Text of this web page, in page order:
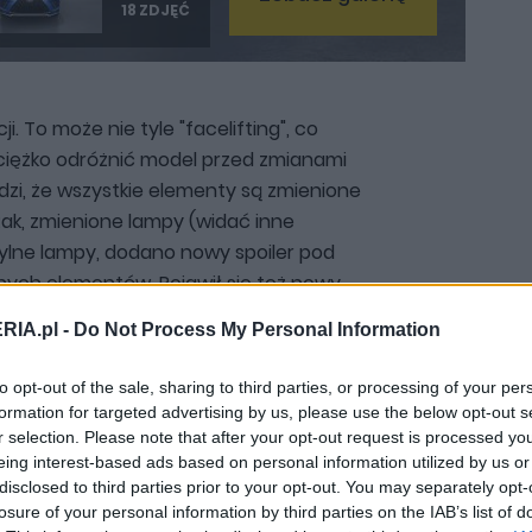
- Do Not Process My Personal Information
opt-out of the sale, sharing to third parties, or processing of your
for targeted advertising by us, please use the below opt-out
selection. Please note that after your opt-out request is processed
interest-based ads based on personal information utilized by us
to third parties prior to your opt-out. You may separately
of your personal information by third parties on the IAB’s list of
18 ZDJĘĆ
To może nie tyle "facelifting", co
odróżnić model przed zmianami
że wszystkie elementy są zmienione
zmienione lampy (widać inne
lampy, dodano nowy spoiler pod
elementów. Pojawił się też nowy
na chińskiej prezentacji) zmiana
NX200t stał się... NX300, choć pod
dwulitrowa jednostka z
jednak tym samym 2,5-litrowym
z Toyoty RAV4.